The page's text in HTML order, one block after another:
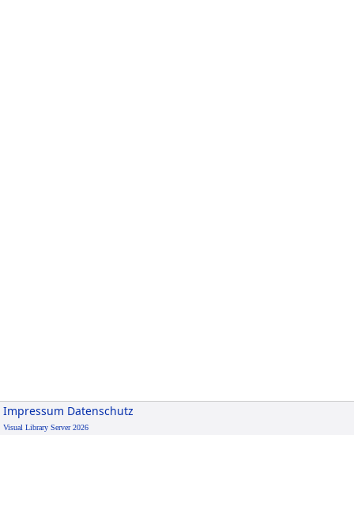
Impressum Datenschutz
Visual Library Server 2026